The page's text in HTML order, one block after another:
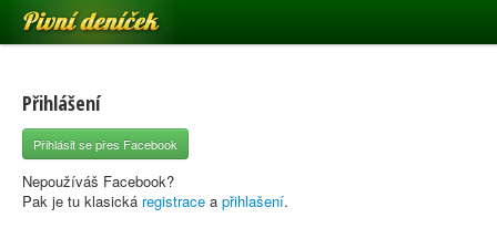
Pivní deníček
Pivní mapa
Pivní značky
Nápověda
Přihlášení
Přihlásit se přes Facebook
Nepoužíváš Facebook?
Pak je tu klasická registrace a přihlašení.